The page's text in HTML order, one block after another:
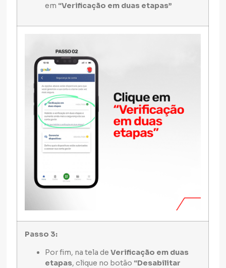
em “Verificação em duas etapas”
Passo 3:
Por fim, na tela deVerificação em duas
etapas, clique no botão “Desabilitar